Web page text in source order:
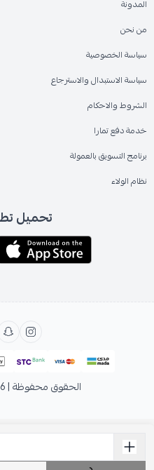
المدونة
من نحن
سياسة الخصوصية
سياسة الاستبدال والاسترجاع
الشروط والاحكام
خدمة دفع تمارا
برنامج التسويق بالعمولة
نظام الولاء
تحميل
الحقوق محفوظة | 2026